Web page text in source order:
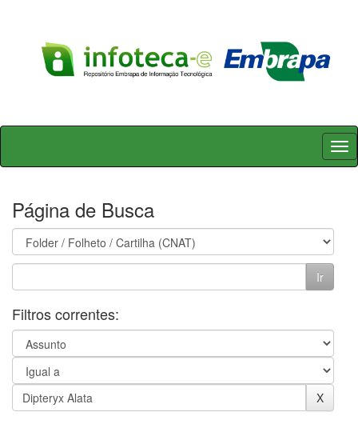
Skip
Página de Busca
Filtros correntes: